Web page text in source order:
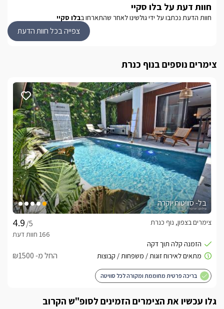
הסוויטה
הסוויטה מעוצבת בגוונים מודרניים, על קו מאוד נקי ומתפארת
עוד תמצאו מטבח מאובזר בכל מה שתצטרכו על מנת להפוך את
החופשה למושלמת, החל ממקרר גדול במיוחד, כיריים, מכונת
בסוויטה תמצאו חמישה חדרי שינה זוגיים שבכל אחד מהם מיטה
בנוסף יחכו לכם 3 חדרי רחצה עם מקלחת ושירותים, שם תמצאו
*ניתן לבקש לול לתינוקותביולי אוגוסט, חגים וסופי שבוע המתחם
מושכר כוילה - מינימום להזמנה 6 נופשים.
איזור החוץ
ונעימה כשלצידה מיטות שיזוף, ריהוט גם יוקרתי ופינות ישיבה נוחות
חוות דעת על בלו סקיי
חוות הדעת נכתבו על ידי גולשינו לאחר שהתארחו בבלו סקיי
צפייה בכל חוות הדעת
צימרים נוספים בנוף כנרת
בל- סוויטות יוקרה
/5
צימרים בצפון, נוף כנרת
החל מ- ₪1500
בריכה פרטית מחוממת ומקורה לכל סוויטה
גלו עכשיו את הצימרים הזמינים לסופ"ש הקרוב